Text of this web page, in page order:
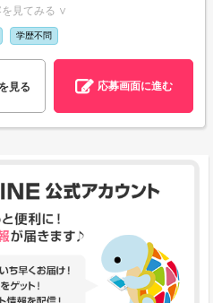
見てみる ∨
学歴不問
見る 応募画面に進む